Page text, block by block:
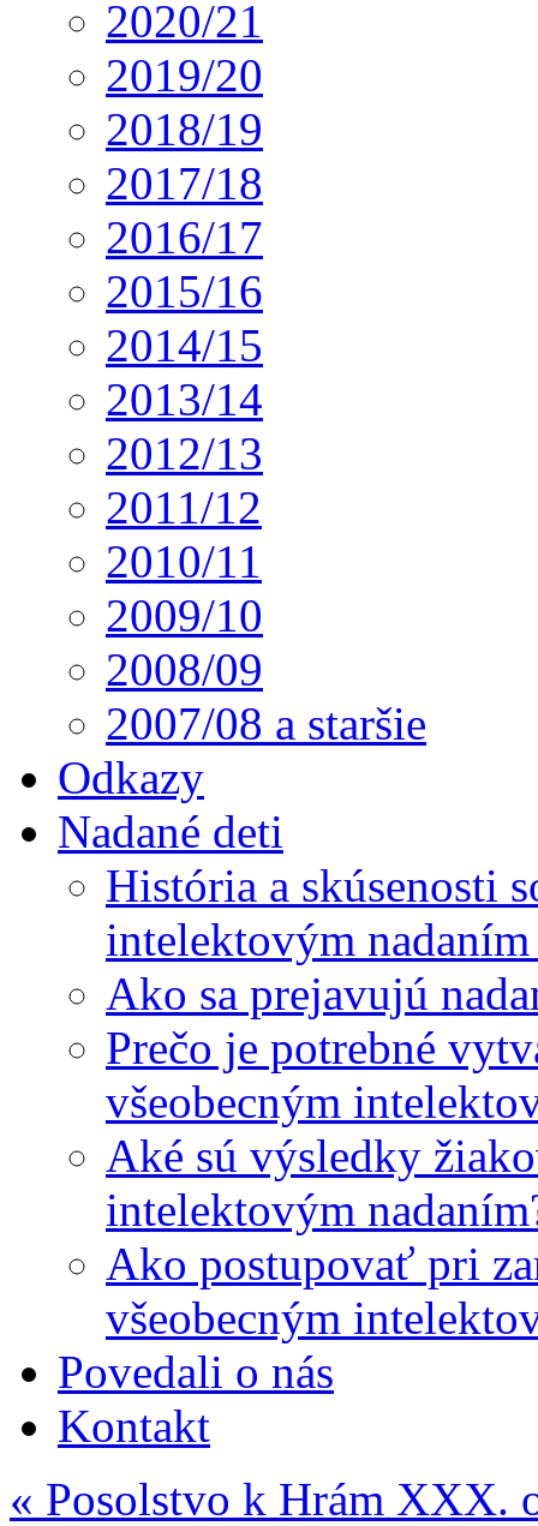
2020/21
2019/20
2018/19
2017/18
2016/17
2015/16
2014/15
2013/14
2012/13
2011/12
2010/11
2009/10
2008/09
2007/08 a staršie
Odkazy
Nadané deti
História a skúsenosti
intelektovým
Ako sa prejavujú
Prečo je potrebné
všeobecným
Aké sú výsledky
intelektovým
Ako postupovať pri
všeobecným
Povedali o nás
Kontakt
« Posolstvo k Hrám XXX.